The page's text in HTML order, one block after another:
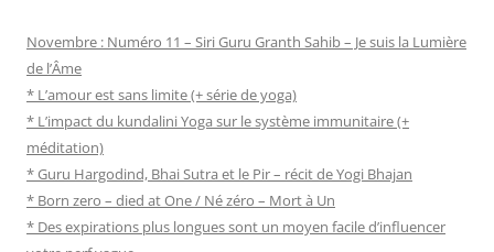
Novembre : Numéro 11 – Siri Guru Granth Sahib – Je suis la Lumière
de l’Âme
* L’amour est sans limite (+ série de yoga)
* L’impact du kundalini Yoga sur le système immunitaire (+
méditation)
* Guru Hargodind, Bhai Sutra et le Pir – récit de Yogi Bhajan
* Born zero – died at One / Né zéro – Mort à Un
* Des expirations plus longues sont un moyen facile d’influencer